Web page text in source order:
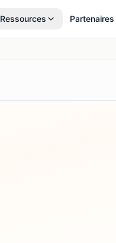
Ressources Partenaires